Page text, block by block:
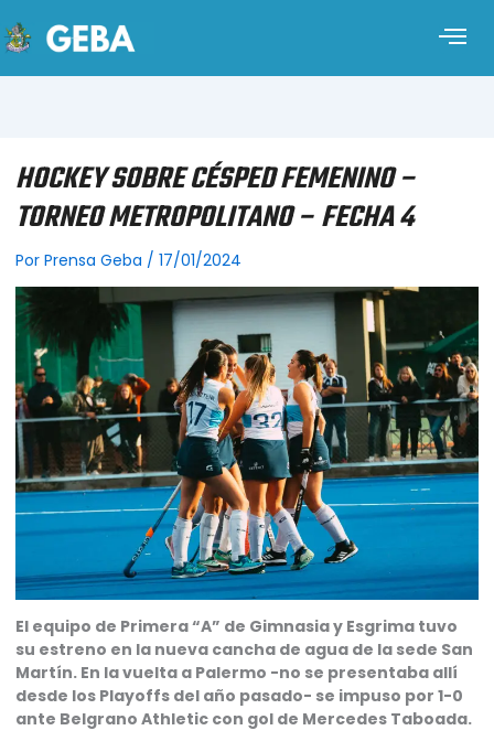
HOCKEY SOBRE CÉSPED FEMENINO –
TORNEO METROPOLITANO – FECHA 4
Por Prensa Geba / 17/01/2024
El equipo de Primera “A” de Gimnasia y Esgrima tuvo
su estreno en la nueva cancha de agua de la sede San
Martín. En la vuelta a Palermo -no se presentaba allí
desde los Playoffs del año pasado- se impuso por 1-0
ante Belgrano Athletic con gol de Mercedes Taboada.